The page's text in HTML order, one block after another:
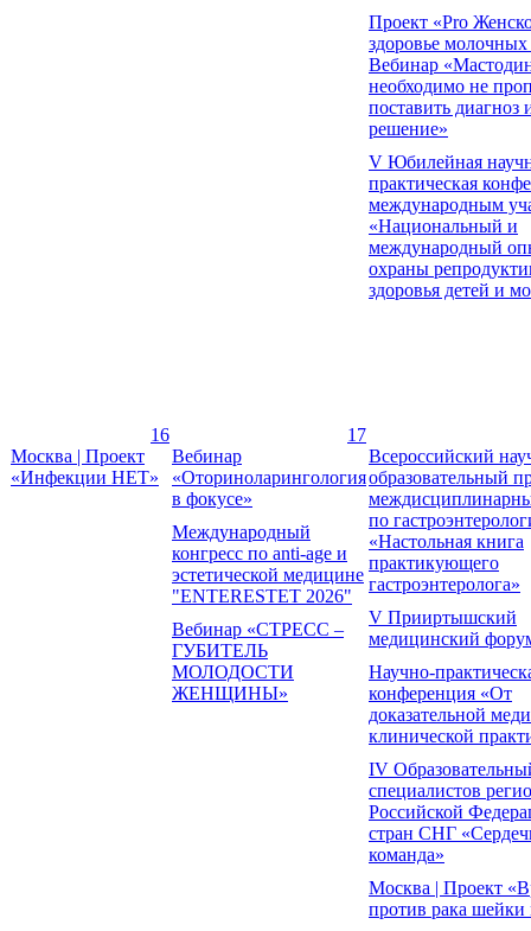
Проект «Pro
здоровье молочных
Вебинар
необходимо не
поставить диагноз
решение»
V Юбилейная
практическая
международным
«Национальный и
международный
охраны
здоровья детей и
16
Москва | Проект
«Инфекции НЕТ»
17
Вебинар
«Оториноларингология
в фокусе»
Международный
конгресс по anti-age и
эстетической медицине
"ENTERESTET 2026"
Вебинар «СТРЕСС –
ГУБИТЕЛЬ
МОЛОДОСТИ
ЖЕНЩИНЫ»
Всероссийский
образовательный
по
«Настольная книга
практикующего
гастроэнтеролога»
V Прииртышский
медицинский
Научно-
конференция «От
доказательной
клинической
IV
специалистов
Российской
стран СНГ
команда»
Москва | Проект
против рака шейки